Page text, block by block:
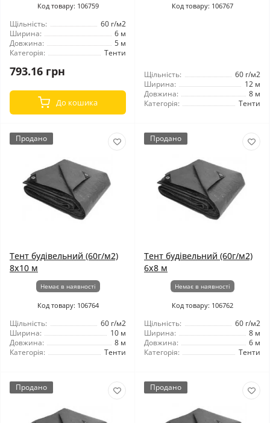
Код товару: 106759
Щільність:
60 г/м2
Ширина:
6 м
Довжина:
5 м
Категорія:
Тенти
793.16 грн
До кошика
Код товару: 106767
Щільність:
60 г/м2
Ширина:
12 м
Довжина:
8 м
Категорія:
Тенти
Продано
Тент будівельний (60г/м2)
8x10 м
Немає в наявності
Код товару: 106764
Щільність:
60 г/м2
Ширина:
10 м
Довжина:
8 м
Категорія:
Тенти
Продано
Тент будівельний (60г/м2)
6x8 м
Немає в наявності
Код товару: 106762
Щільність:
60 г/м2
Ширина:
8 м
Довжина:
6 м
Категорія:
Тенти
Продано Продано